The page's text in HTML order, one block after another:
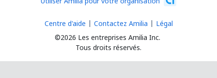
©2026 Les entreprises Amilia Inc.
Tous droits réservés.
Centre d'aide Contactez Amilia Légal